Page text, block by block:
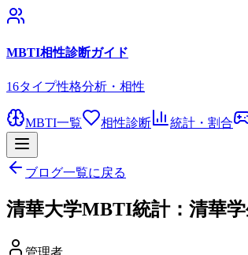
MBTI相性診断ガイド
16タイプ性格分析・相性
MBTI一覧 相性診断 統計・割合
ブログ一覧に戻る
清華大学MBTI統計：清華